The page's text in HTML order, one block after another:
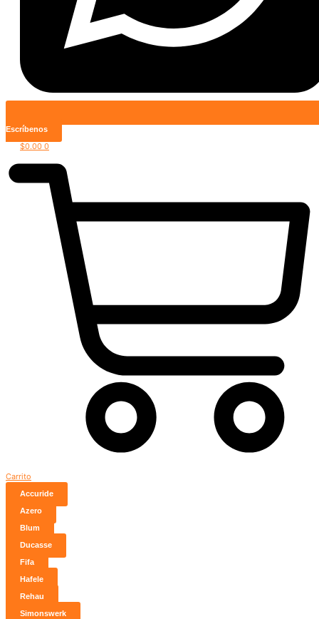
Escríbenos
$0.00 0
Carrito
Accuride
Azero
Blum
Ducasse
Fifa
Hafele
Rehau
Simonswerk